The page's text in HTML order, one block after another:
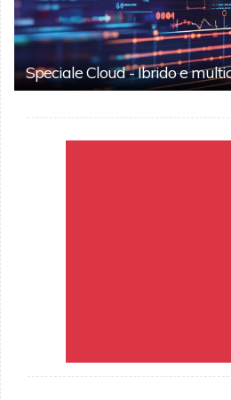
Speciale Cloud - Ibrido e